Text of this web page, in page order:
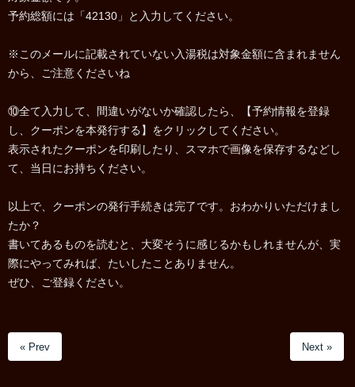
予約総額には「42130」と入力してください。
※このメールに記載されていない入湯税は対象金額に含まれません
から、ご注意くださいね
⑩全て入力して、間違いがないか確認したら、【予約情報を登録
し、クーポンを本発行する】をクリックしてください。
表示されたクーポンを印刷したり、スマホで画像を保存するなどし
て、当日にお持ちください。
以上で、クーポンの発行手続きは完了です。おわかりいただけまし
たか？
書いてあるものを読むと、大変そうに感じるかもしれませんが、実
際にやってみれば、たいしたことありません。
ぜひ、ご登録ください。
« Prev Next »